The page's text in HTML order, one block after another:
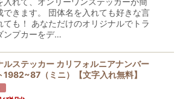
できます。 団体名を入れても好きな言
ても！ あなただけのオリジナルでトラ
ンプカーをデ…
ルステッカー カリフォルニアナンバー
1982~87（ミニ）【文字入れ無料】